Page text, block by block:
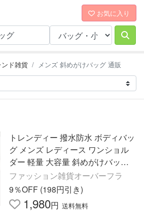
お気に入り
ド雑貨 メンズ 斜めがけバッグ 通販
トレンディー 撥水防水 ボディバッ
グ メンズ レディース ワンショル
ダー 軽量 大容量 斜めがけバッグ
通勤 通学 自転車 スポーツ用
ファッション雑貨オーバーフラ
9％OFF (198円引き)
1,980円 送料無料